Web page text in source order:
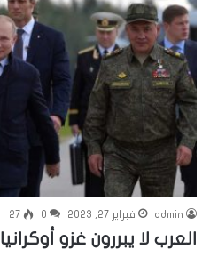
admin فبراير 27, 2023 0
27
العرب لا يبررون غزو أوكرانيا